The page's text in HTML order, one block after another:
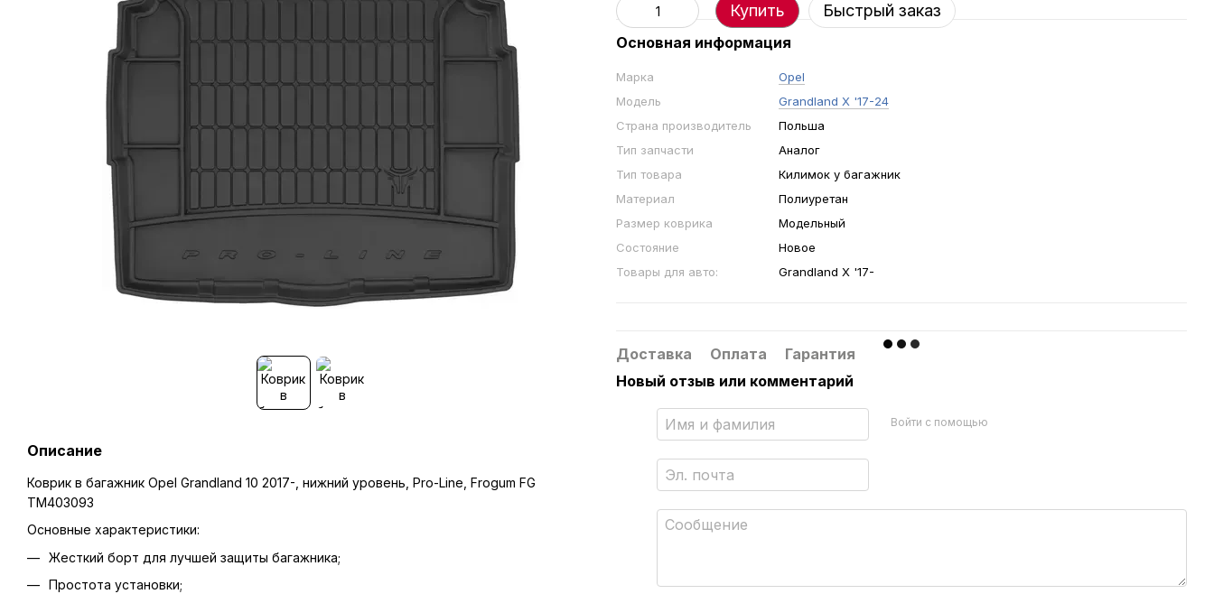
Описание
Коврик в багажник Opel Grandland 10 2017-, нижний уровень, Pro-Line, Frogum FG
TM403093
Основные характеристики:
Жесткий борт для лучшей защиты багажника;
Простота установки;
Купить Быстрый заказ
Основная информация
Марка
Opel
Модель
Grandland X '17-24
Страна производитель
Польша
Тип запчасти
Аналог
Тип товара
Килимок у багажник
Материал
Полиуретан
Размер коврика
Модельный
Состояние
Новое
Товары для авто:
Grandland X '17-
Доставка Оплата
Гарантия
Новый отзыв или комментарий
Войти с помощью